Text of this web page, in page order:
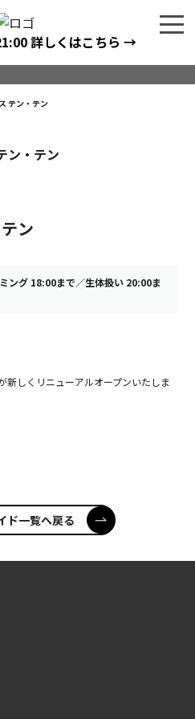
詳しくはこちら →
テン・テン
ン
ング 18:00まで／生体扱い 20:00ま
新しくリニューアルオープンいたしま
ド一覧へ戻る